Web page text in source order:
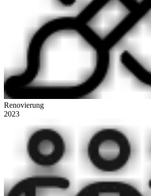
Renovierung
2023